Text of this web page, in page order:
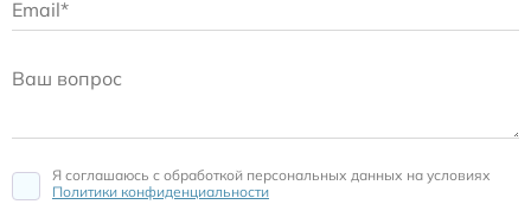
Я соглашаюсь c обработкой персональных данных на условиях
Политики конфиденциальности